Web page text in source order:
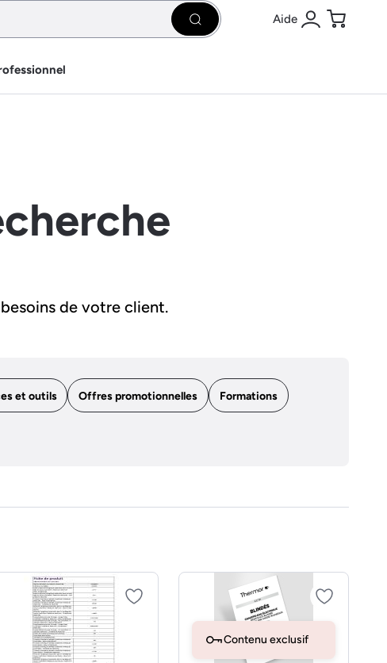
Rechercher Aide
Se connecter
Panier
de votre client.
et outils Offres promotionnelles Formations
Contenu exclusif